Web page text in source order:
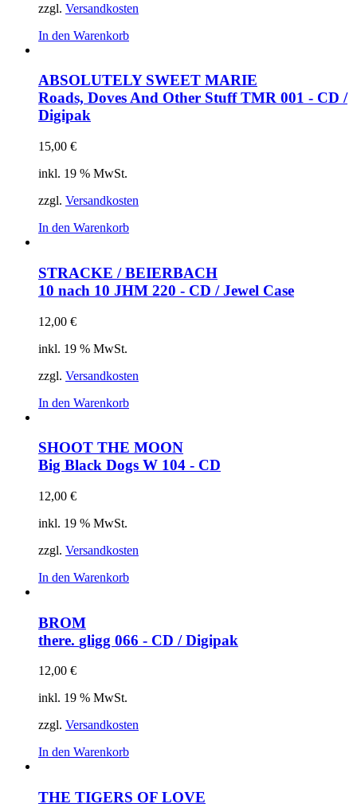
zzgl. Versandkosten
In den Warenkorb
ABSOLUTELY SWEET MARIE
Roads, Doves And Other StuffTMR 001 - CD /
Digipak
15,00 €
inkl. 19 % MwSt.
zzgl. Versandkosten
In den Warenkorb
STRACKE / BEIERBACH
10 nach 10 JHM 220 - CD / Jewel Case
12,00 €
inkl. 19 % MwSt.
zzgl. Versandkosten
In den Warenkorb
SHOOT THE MOON
Big Black Dogs W 104 - CD
12,00 €
inkl. 19 % MwSt.
zzgl. Versandkosten
In den Warenkorb
BROM
there. gligg 066 - CD / Digipak
12,00 €
inkl. 19 % MwSt.
zzgl. Versandkosten
In den Warenkorb
THE TIGERS OF LOVE